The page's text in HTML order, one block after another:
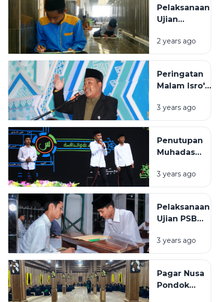
melukis di
Pondok
Asssirojiyyah
Pelaksanaan
Ujian
GenapTahun
Ajaran 1444
2 years ago
Peringatan
Malam Isro'
Muhammmad
SAW PP.
3 years ago
Penutupan
Muhadasah
Munaqosah
Tahun
&#8211;
2024 M
3 years ago
Pelaksanaan
Ujian PSB
Santri
Berprestasi)
3 years ago
Pagar Nusa
Pondok